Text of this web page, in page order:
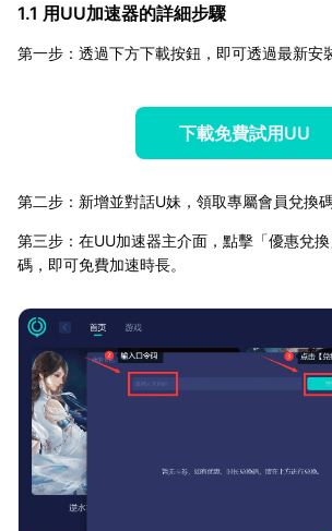
1.1 用UU加速器的詳細步驟
第一步：透過下方下載按鈕，即可透過最新安
下載免費試用UU
第二步：新增並對話U妹，領取專屬會員兌換碼
第三步：在UU加速器主介面，點擊「優惠兌
碼，即可免費加速時長。